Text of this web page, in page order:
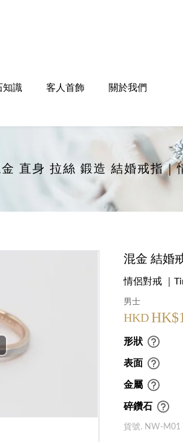
知識 客人首飾 關於我們
直身 拉絲 鍛造 結婚戒指｜
混金 結婚
情侶對戒 ｜
男士
HKD
形狀
表面
金屬
碎鑽石
貨號. NW-M01